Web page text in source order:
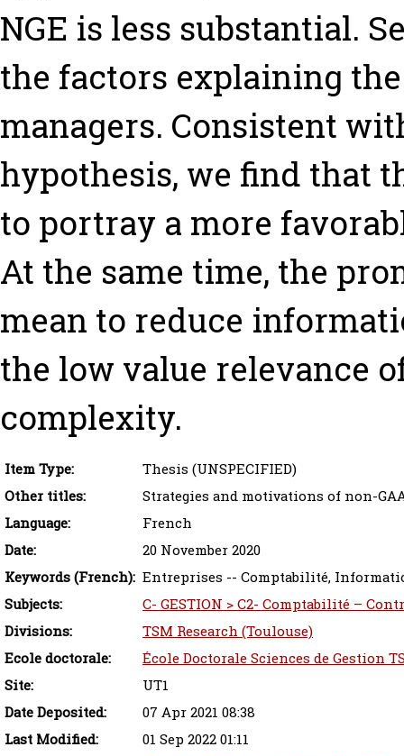
NGE is less substantial.
the factors explaining
managers. Consistent
hypothesis, we find that
to portray a more
At the same time, the
mean to reduce
the low value relevance
complexity.
Item Type:
Thesis (UNSPECIFIED)
Other titles:
Strategies and motivations of non-
Language:
French
Date:
20 November 2020
Keywords (French): Entreprises -- Comptabilité,
Subjects:
C- GESTION > C2- Comptabilité –
Divisions:
TSM Research (Toulouse)
Ecole doctorale:
École Doctorale Sciences de Gestion
Site:
UT1
Date Deposited:
07 Apr 2021 08:38
Last Modified:
01 Sep 2022 01:11